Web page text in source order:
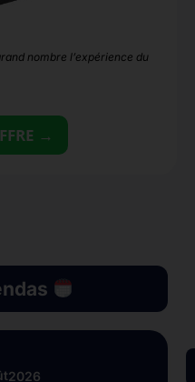
nombre l’expérience du
→
2026